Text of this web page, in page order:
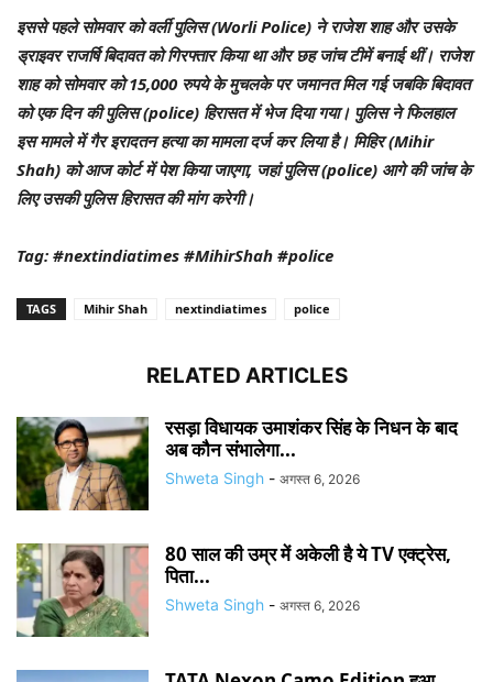
इससे पहले सोमवार को वर्ली पुलिस (Worli Police) ने राजेश शाह और उसके
ड्राइवर राजर्षि बिदावत को गिरफ्तार किया था और छह जांच टीमें बनाई थीं। राजेश
शाह को सोमवार को 15,000 रुपये के मुचलके पर जमानत मिल गई जबकि बिदावत
को एक दिन की पुलिस (police) हिरासत में भेज दिया गया। पुलिस ने फिलहाल
इस मामले में गैर इरादतन हत्या का मामला दर्ज कर लिया है। मिहिर (Mihir
Shah) को आज कोर्ट में पेश किया जाएगा, जहां पुलिस (police) आगे की जांच के
लिए उसकी पुलिस हिरासत की मांग करेगी।
Tag: #nextindiatimes #MihirShah #police
TAGS Mihir Shah nextindiatimes police
RELATED ARTICLES
रसड़ा विधायक उमाशंकर सिंह के निधन के बाद
अब कौन संभालेगा...
Shweta Singh - अगस्त 6, 2026
80 साल की उम्र में अकेली है ये TV एक्ट्रेस,
पिता...
Shweta Singh - अगस्त 6, 2026